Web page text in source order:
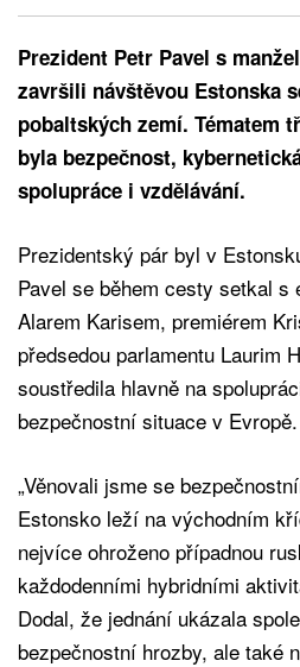
Prezident Petr Pavel s
završili návštěvou Estonska
pobaltských zemí. Tématem
byla bezpečnost,
spolupráce i vzdělávání.
Prezidentský pár byl v
Pavel se během cesty setkal s
Alarem Karisem, premiérem
předsedou parlamentu Laurim
soustředila hlavně na
bezpečnostní situace v Evropě.
„Věnovali jsme se
Estonsko leží na východním
nejvíce ohroženo případnou
každodenními hybridními
Dodal, že jednání ukázala
bezpečnostní hrozby, ale také